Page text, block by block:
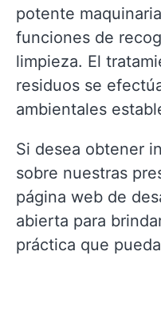
potente
funciones de
limpieza. El
residuos se
ambientales
Si desea obtener
sobre nuestras
página web de
abierta para
práctica que